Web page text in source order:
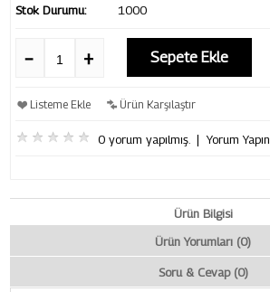
Stok Durumu:
1000
Sepete Ekle
Listeme Ekle Ürün Karşılaştır
0 yorum yapılmış. |Yorum Yapın
Ürün Bilgisi
Ürün Yorumları (0)
Soru & Cevap (0)